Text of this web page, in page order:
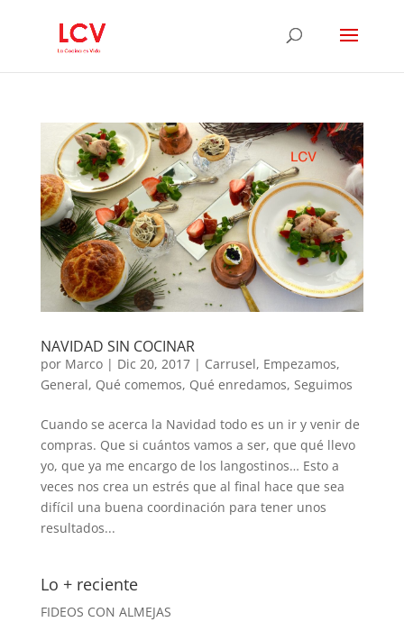
NAVIDAD SIN COCINAR
por Marco| Dic 20, 2017| Carrusel, Empezamos,
General, Qué comemos, Qué enredamos, Seguimos
Cuando se acerca la Navidad todo es un ir y venir de
compras. Que si cuántos vamos a ser, que qué llevo
yo, que ya me encargo de los langostinos… Esto a
veces nos crea un estrés que al final hace que sea
difícil una buena coordinación para tener unos
resultados...
Lo + reciente
FIDEOS CON ALMEJAS